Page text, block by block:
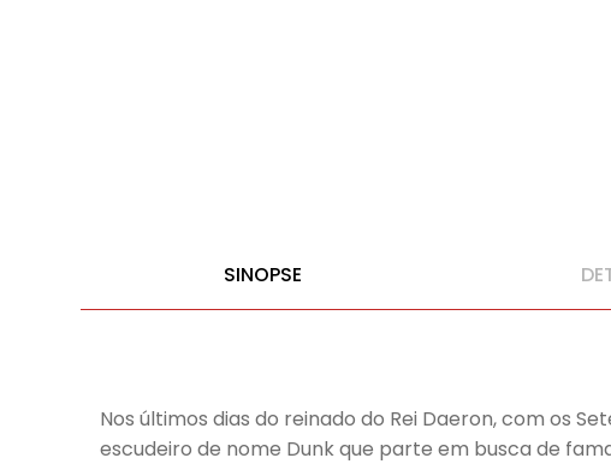
SINOPSE
Nos últimos dias do reinado do Rei Daeron, com os
escudeiro de nome Dunk que parte em busca de